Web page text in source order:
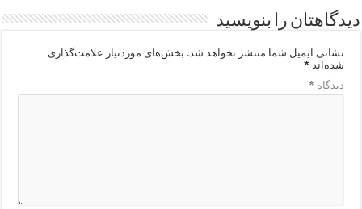
دیدگاهتان را بنویسید
نشانی ایمیل شما منتشر نخواهد شد. بخش‌های موردنیاز علامت‌گذاری
شده‌اند*
دیدگاه*